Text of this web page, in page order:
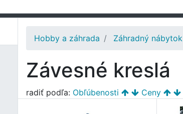
Hobby a záhrada Záhradný nábytok
Závesné kreslá
radiť podľa: Obľúbenosti Ceny